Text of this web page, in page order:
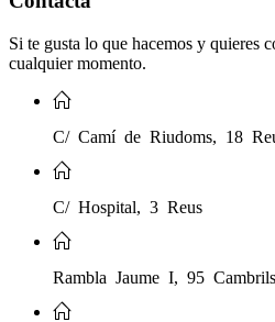
Si te gusta lo que hacemos y quieres
cualquier momento.
C/ Camí de Riudoms, 18
C/ Hospital, 3 Reus
Rambla Jaume I, 95 Cambrils